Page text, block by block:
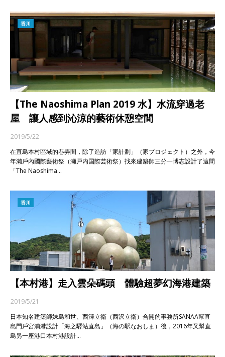
香川
【The Naoshima Plan 2019 水】水流穿過老
屋 讓人感到沁涼的藝術休憩空間
2019/5/22
在直島本村區域的巷弄間，除了造訪「家計劃」（家プロジェクト）之外，今
年瀨戶內國際藝術祭（瀬戸内国際芸術祭）找來建築師三分一博志設計了這間
「The Naoshima…
香川
【本村港】走入雲朵碼頭 體驗超夢幻海港建築
2019/5/21
日本知名建築師妹島和世、西澤立衛（西沢立衛）合開的事務所SANAA幫直
島門戶宮浦港設計「海之驛站直島」（海の駅なおしま）後，2016年又幫直
島另一座港口本村港設計…